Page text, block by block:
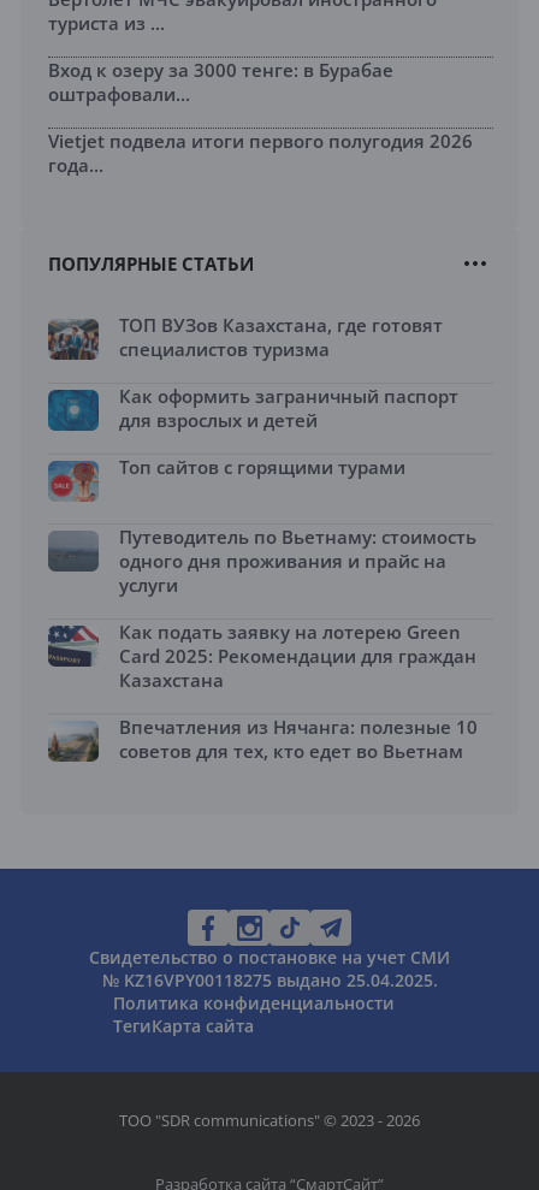
туриста из ...
Вход к озеру за 3000 тенге: в Бурабае
оштрафовали...
Vietjet подвела итоги первого полугодия 2026
года...
ПОПУЛЯРНЫЕ СТАТЬИ
ТОП ВУЗов Казахстана, где готовят
специалистов туризма
Как оформить заграничный паспорт
для взрослых и детей
Топ сайтов с горящими турами
Путеводитель по Вьетнаму: стоимость
одного дня проживания и прайс на
услуги
Как подать заявку на лотерею Green
Card 2025: Рекомендации для граждан
Казахстана
Впечатления из Нячанга: полезные 10
советов для тех, кто едет во Вьетнам
Свидетельство о постановке на учет СМИ
№ KZ16VPY00118275 выдано 25.04.2025.
Политика конфиденциальности
ТегиКарта сайта
ТОО "SDR communications" © 2023 - 2026
Разработка сайта “СмартСайт”